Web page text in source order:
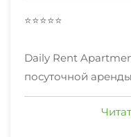
⭐⭐⭐⭐⭐
Daily Rent
посуточной